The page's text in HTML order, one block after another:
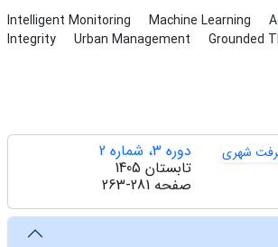
Intelligent Monitoring Machine Learning
Integrity
Urban Management Grounded
دوره 3، شماره 2
تابستان 1405
صفحه 263-281